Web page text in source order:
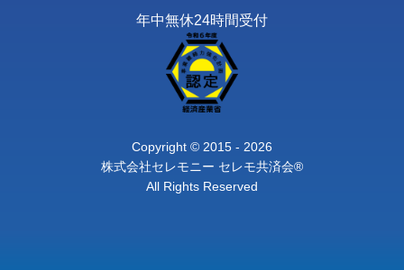
年中無休24時間受付
Copyright © 2015 - 2026
株式会社セレモニー セレモ共済会®
All Rights Reserved